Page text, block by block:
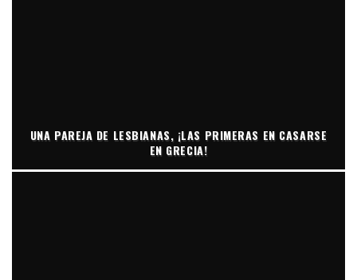
UNA PAREJA DE LESBIANAS, ¡LAS PRIMERAS EN CASARSE
EN GRECIA!